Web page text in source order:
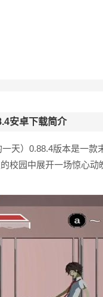
安卓下载简介
天）0.88.4版本是一
校园中展开一场惊心